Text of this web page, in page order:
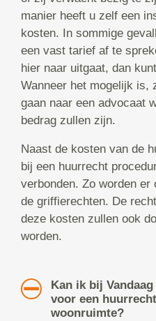
manier heeft u zelf een
kosten. In sommige
een vast tarief af te
hier naar uitgaat, dan
Wanneer het mogelijk is,
gaan naar een advocaat
bedrag zullen zijn.
Naast de kosten van de
bij een huurrecht
verbonden. Zo worden
de griffierechten. De
deze kosten zullen ook
worden.
Kan ik bij
voor een
woonruimte?